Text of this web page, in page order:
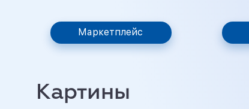
Маркетплейс
Картины